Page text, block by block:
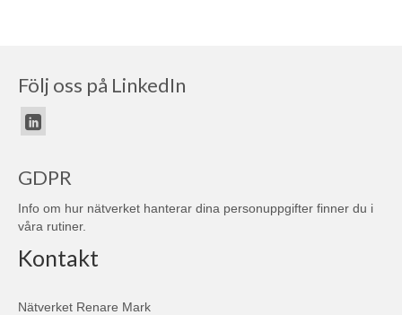
Följ oss på LinkedIn
GDPR
Info om hur nätverket hanterar dina personuppgifter finner du i
våra rutiner.
Kontakt
Nätverket Renare Mark